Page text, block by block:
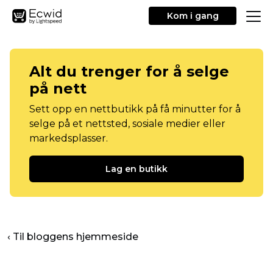
Kom i gang
Alt du trenger for å selge
på nett
Sett opp en nettbutikk på få minutter for å
selge på et nettsted, sosiale medier eller
markedsplasser.
Lag en butikk
‹ Til bloggens hjemmeside